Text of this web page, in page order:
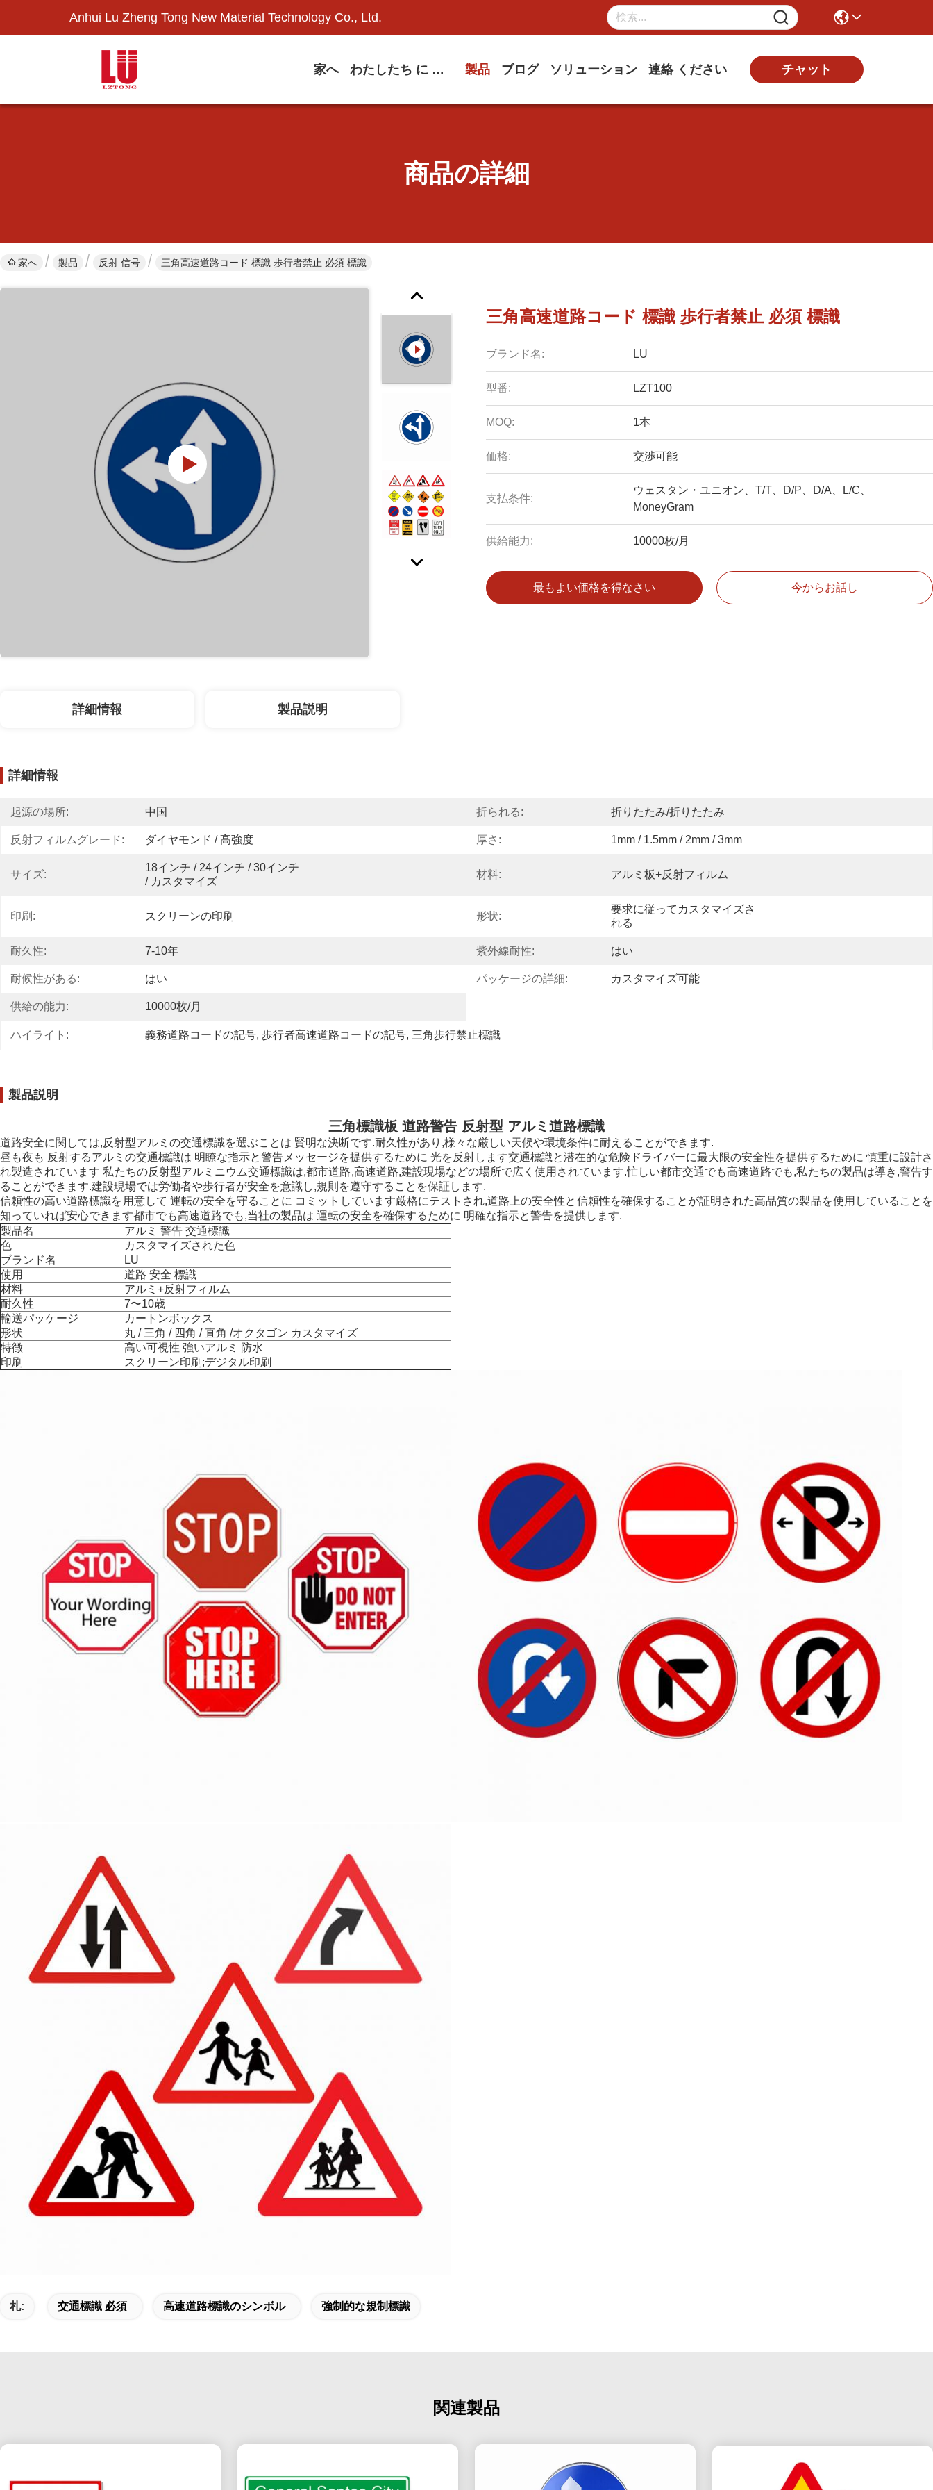
Anhui Lu Zheng Tong New Material Technology Co., Ltd.
家へ わたしたち に つい て 製品 ブログ ソリューション 連絡 ください チャット
商品の詳細
家へ 製品 反射 信号 三角高速道路コード 標識 歩行者禁止 必須 標識
三角高速道路コード 標識 歩行者禁止 必須 標識
ブランド名: LU
型番: LZT100
MOQ: 1本
価格: 交渉可能
支払条件:
ウェスタン・ユニオン、T/T、D/P、D/A、L/C、
MoneyGram
供給能力: 10000枚/月
最もよい価格を得なさい 今からお話し
詳細情報 製品説明
詳細情報
起源の場所: 中国 折られる: 折りたたみ/折りたたみ
反射フィルムグレード: ダイヤモンド / 高強度 厚さ: 1mm / 1.5mm / 2mm / 3mm
サイズ:
18インチ / 24インチ / 30インチ
/ カスタマイズ
材料: アルミ板+反射フィルム
印刷: スクリーンの印刷 形状:
要求に従ってカスタマイズさ
れる
耐久性: 7-10年 紫外線耐性: はい
耐候性がある: はい パッケージの詳細: カスタマイズ可能
供給の能力: 10000枚/月
ハイライト: 義務道路コードの記号, 歩行者高速道路コードの記号, 三角歩行禁止標識
製品説明
三角標識板 道路警告 反射型 アルミ道路標識
道路安全に関しては,反射型アルミの交通標識を選ぶことは 賢明な決断です.耐久性があり,様々な厳しい天候や環境条件に耐えることができます.
昼も夜も 反射するアルミの交通標識は 明瞭な指示と警告メッセージを提供するために 光を反射します交通標識と潜在的な危険ドライバーに最大限の安全性を提供するために 慎重に設計さ
れ製造されています 私たちの反射型アルミニウム交通標識は,都市道路,高速道路,建設現場などの場所で広く使用されています.忙しい都市交通でも高速道路でも,私たちの製品は導き,警告す
ることができます.建設現場では労働者や歩行者が安全を意識し,規則を遵守することを保証します.
信頼性の高い道路標識を用意して 運転の安全を守ることに コミットしています厳格にテストされ,道路上の安全性と信頼性を確保することが証明された高品質の製品を使用していることを
知っていれば安心できます都市でも高速道路でも,当社の製品は 運転の安全を確保するために 明確な指示と警告を提供します.
製品名
アルミ 警告 交通標識
色
カスタマイズされた色
ブランド名
LU
使用
道路 安全 標識
材料
アルミ+反射フィルム
耐久性
7〜10歳
輸送パッケージ
カートンボックス
形状
丸 / 三角 / 四角 / 直角 /オクタゴン カスタマイズ
特徴
高い可視性 強いアルミ 防水
印刷
スクリーン印刷;デジタル印刷
札: 交通標識 必須 高速道路標識のシンボル 強制的な規制標識
関連製品